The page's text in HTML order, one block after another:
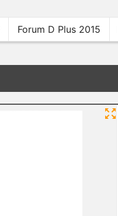
Forum D Plus 2015